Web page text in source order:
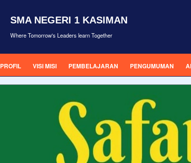
SMA NEGERI 1 KASIMAN
Where Tomorrow's Leaders learn Together
PROFIL VISI MISI PEMBELAJARAN PENGUMUMAN